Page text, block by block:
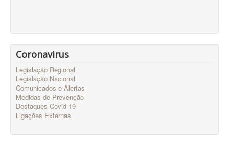
Coronavirus
Legislação Regional
Legislação Nacional
Comunicados e Alertas
Medidas de Prevenção
Destaques Covid-19
Ligações Externas